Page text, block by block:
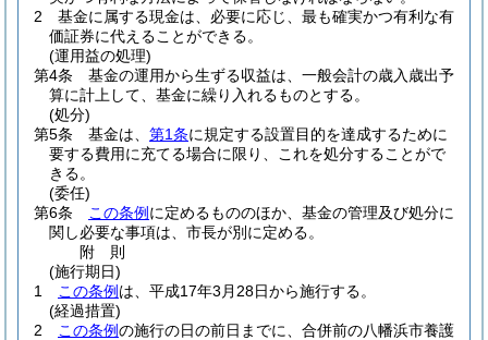
2
基金に属する現金は、必要に応じ、最も確実かつ有利な有
価証券に代えることができる。
(運用益の処理)
第4条
基金の運用から生ずる収益は、一般会計の歳入歳出予
算に計上して、基金に繰り入れるものとする。
(処分)
第5条
基金は、 第1条に規定する設置目的を達成するために
要する費用に充てる場合に限り、これを処分することがで
きる。
(委任)
第6条
この条例 に定めるもののほか、基金の管理及び処分に
関し必要な事項は、市長が別に定める。
附 則
(施行期日)
1
この条例 は、平成17年3月28日から施行する。
(経過措置)
2
この条例の施行の日の前日までに、合併前の八幡浜市養護